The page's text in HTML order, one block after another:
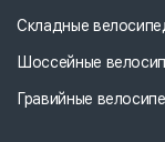
Складные
Шоссейные
Гравийные